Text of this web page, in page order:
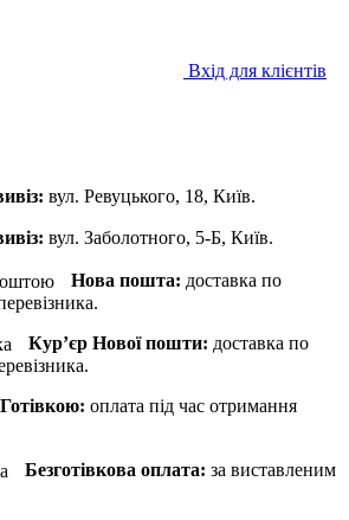
Вхід для клієнтів
вул. Ревуцького, 18, Київ.
вул. Заболотного, 5-Б, Київ.
Нова пошта: доставка по
Кур’єр Нової пошти: доставка по
Готівкою: оплата під час отримання
Безготівкова оплата: за виставленим